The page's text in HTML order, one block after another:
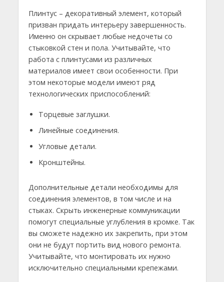
Плинтус – декоративный элемент, который
призван придать интерьеру завершенность.
Именно он скрывает любые недочеты со
стыковкой стен и пола. Учитывайте, что
работа с плинтусами из различных
материалов имеет свои особенности. При
этом некоторые модели имеют ряд
технологических приспособлений:
Торцевые заглушки.
Линейные соединения.
Угловые детали.
Кронштейны.
Дополнительные детали необходимы для
соединения элементов, в том числе и на
стыках. Скрыть инженерные коммуникации
помогут специальные углубления в кромке. Так
вы сможете надежно их закрепить, при этом
они не будут портить вид нового ремонта.
Учитывайте, что монтировать их нужно
исключительно специальными крепежами.